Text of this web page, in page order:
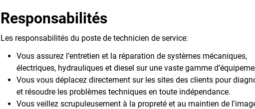
Responsabilités
Les responsabilités du poste de technicien de service:
Vous assurez l’entretien et la réparation de systèmes mécaniques,
électriques, hydrauliques et diesel sur une vaste gamme
Vous vous déplacez directement sur les sites des clients pour
et résoudre les problèmes techniques en toute indépendance.
Vous veillez scrupuleusement à la propreté et au maintien de